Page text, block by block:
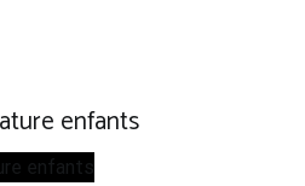
enfants